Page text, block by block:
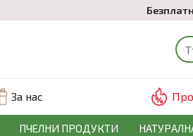
За нас
ПЧЕЛНИ ПРОДУКТИ